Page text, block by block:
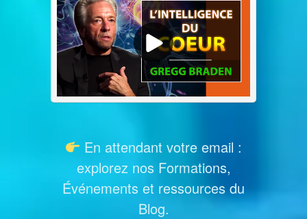
En attendant votre email :
explorez nos Formations,
Événements et ressources du
Blog.